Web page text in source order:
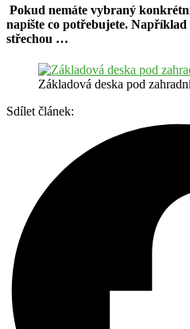
Pokud nemáte vybraný
napište co potřebujete. Například
střechou …
Základová deska pod
Sdílet článek: